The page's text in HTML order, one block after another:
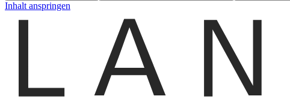
Inhalt anspringen